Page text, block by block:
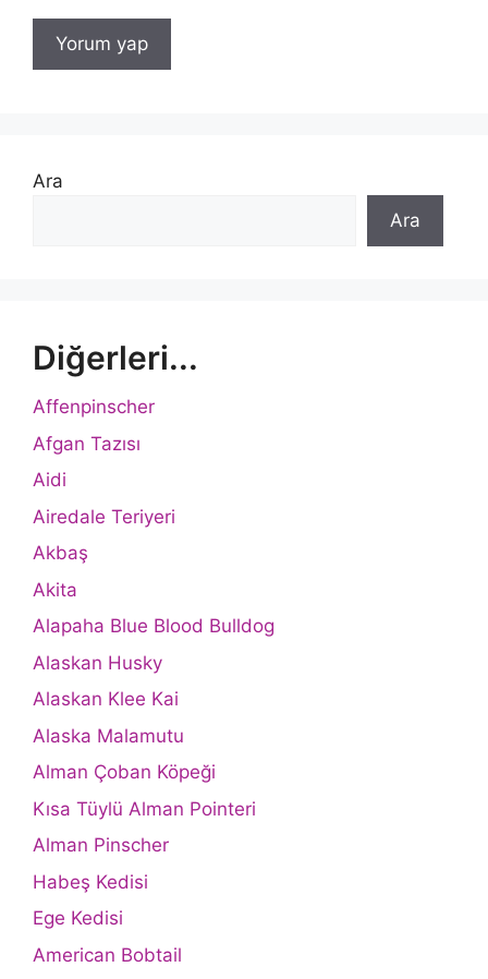
Ara
Ara
Diğerleri...
Affenpinscher
Afgan Tazısı
Aidi
Airedale Teriyeri
Akbaş
Akita
Alapaha Blue Blood Bulldog
Alaskan Husky
Alaskan Klee Kai
Alaska Malamutu
Alman Çoban Köpeği
Kısa Tüylü Alman Pointeri
Alman Pinscher
Habeş Kedisi
Ege Kedisi
American Bobtail